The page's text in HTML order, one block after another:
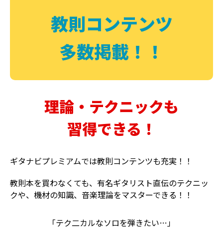
教則コンテンツ
多数掲載！！
理論・テクニックも
習得できる！
ギタナビプレミアムでは教則コンテンツも充実！！
教則本を買わなくても、有名ギタリスト直伝のテクニッ
クや、機材の知識、音楽理論をマスターできる！！
「テク二カルなソロを弾きたい…」